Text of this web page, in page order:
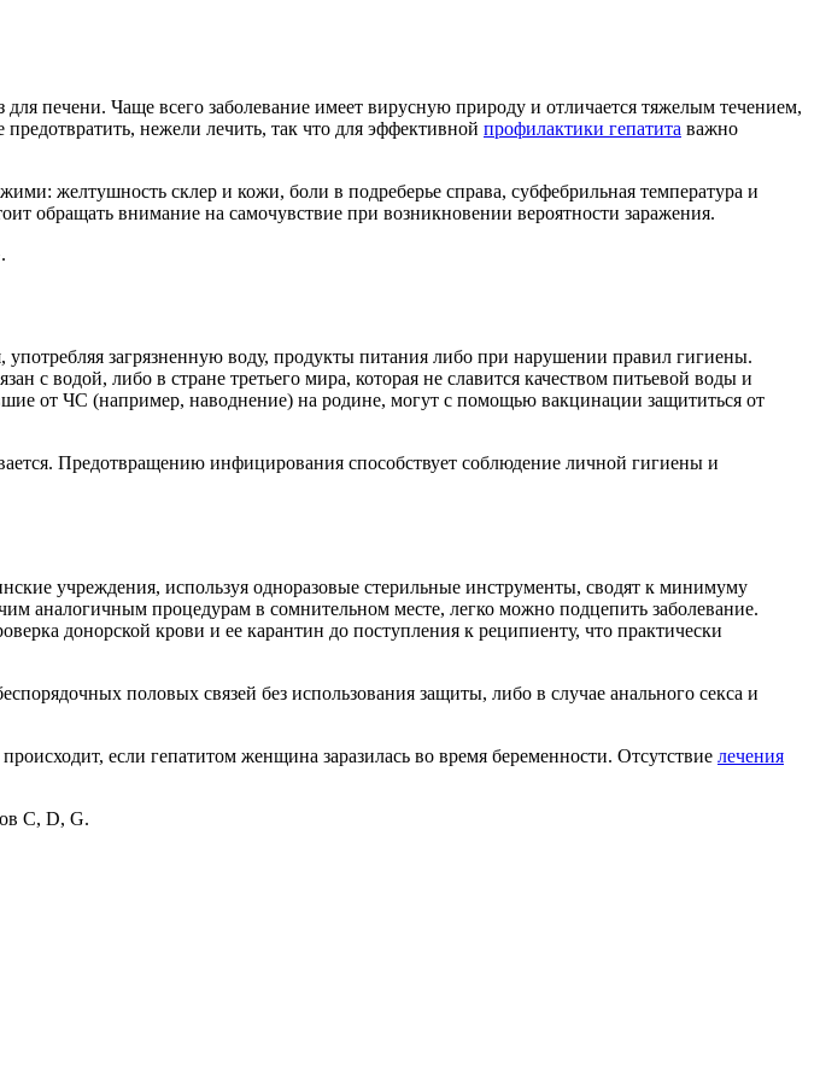
печени. Чаще всего заболевание имеет вирусную природу и отличается тяжелым течением,
нежели лечить, так что для эффективной профилактики гепатита важно
желтушность склер и кожи, боли в подреберье справа, субфебрильная температура и
обращать внимание на самочувствие при возникновении вероятности заражения.
загрязненную воду, продукты питания либо при нарушении правил гигиены.
с водой, либо в стране третьего мира, которая не славится качеством питьевой воды и
от ЧС (например, наводнение) на родине, могут с помощью вакцинации защититься от
Предотвращению инфицирования способствует соблюдение личной гигиены и
учреждения, используя одноразовые стерильные инструменты, сводят к минимуму
аналогичным процедурам в сомнительном месте, легко можно подцепить заболевание.
донорской крови и ее карантин до поступления к реципиенту, что практически
половых связей без использования защиты, либо в случае анального секса и
если гепатитом женщина заразилась во время беременности. Отсутствие лечения
С, D, G.